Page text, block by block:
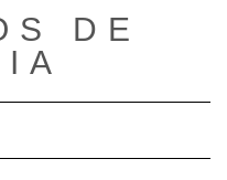
DE
modo de navegación